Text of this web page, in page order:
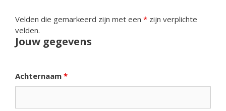
Velden die gemarkeerd zijn met een * zijn verplichte
velden.
Jouw gegevens
Achternaam *